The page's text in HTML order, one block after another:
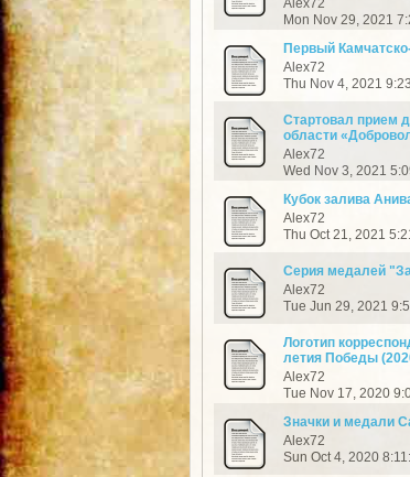
Alex72
Mon Nov 29, 2021
Первый
Alex72
Thu Nov 4, 2021
Стартовал прием
области
Alex72
Wed Nov 3, 2021
Кубок залива
Alex72
Thu Oct 21, 2021
Серия медалей
Alex72
Tue Jun 29, 2021
Логотип
летия Победы
Alex72
Tue Nov 17, 2020
Значки и медали
Alex72
Sun Oct 4, 2020